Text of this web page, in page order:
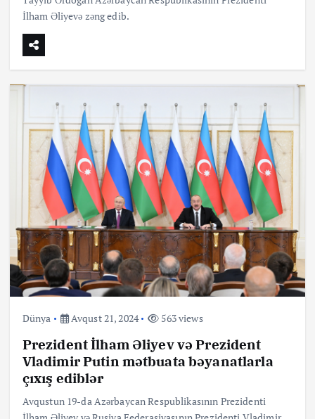
İlham Əliyevə zəng edib.
Dünya Avqust 21, 2024 563 views
Prezident İlham Əliyev və Prezident
Vladimir Putin mətbuata bəyanatlarla
çıxış ediblər
Avqustun 19-da Azərbaycan Respublikasının Prezidenti